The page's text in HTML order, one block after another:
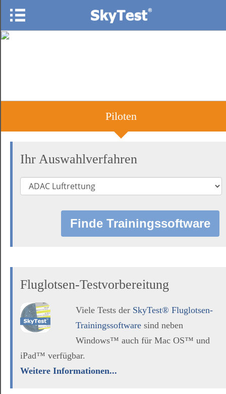
Piloten
Ihr Auswahlverfahren
Fluglotsen-Testvorbereitung
Viele Tests der SkyTest® Fluglotsen-
Trainingssoftware sind neben
Windows™ auch für Mac OS™ und
iPad™ verfügbar.
Weitere Informationen...